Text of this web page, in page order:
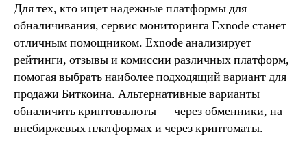
Для тех, кто ищет надежные платформы для
обналичивания, сервис мониторинга Exnode станет
отличным помощником. Exnode анализирует
рейтинги, отзывы и комиссии различных платформ,
помогая выбрать наиболее подходящий вариант для
продажи Биткоина. Альтернативные варианты
обналичить криптовалюты — через обменники, на
внебиржевых платформах и через криптоматы.